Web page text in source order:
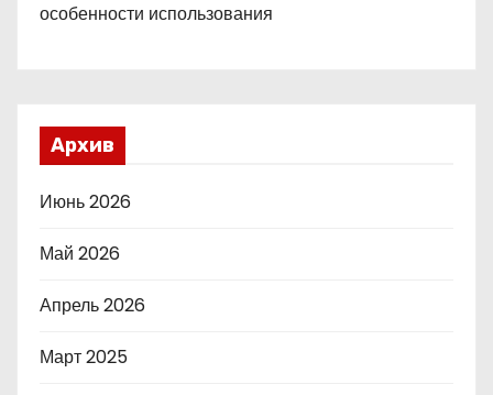
особенности использования
Архив
Июнь 2026
Май 2026
Апрель 2026
Март 2025